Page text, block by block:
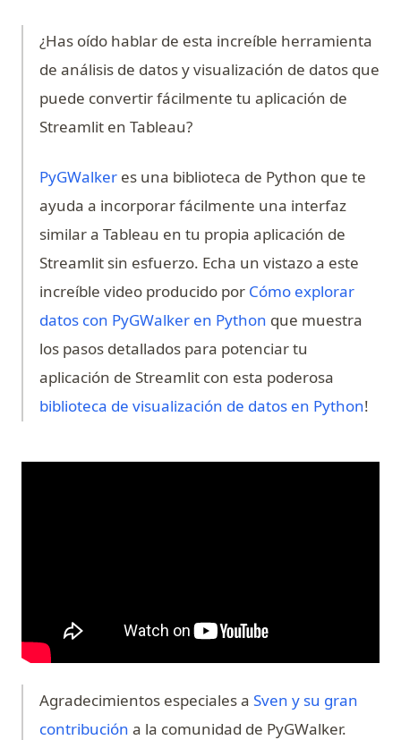
¿Has oído hablar de esta increíble herramienta
de análisis de datos y visualización de datos que
puede convertir fácilmente tu aplicación de
Streamlit en Tableau?
PyGWalker(opens in a new tab)
es una biblioteca de Python que te
ayuda a incorporar fácilmente una interfaz
similar a Tableau en tu propia aplicación de
Streamlit sin esfuerzo. Echa un vistazo a este
increíble video producido por Cómo explorar
datos con PyGWalker en Python(opens in a new
que muestra
los pasos detallados para potenciar tu
aplicación de Streamlit con esta poderosa
biblioteca de visualización de datos en Python!
Agradecimientos especiales a Sven y su gran
contribución(opens in a new tab)
a la comunidad de PyGWalker.